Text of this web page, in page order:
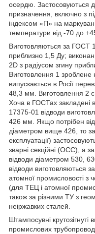
осердю. Застосовуються
призначення, включно з
індексом «П» на
температури від -70 до
Виготовляються за ГОСТ
приблизно 1,5 Ду;
2D з радіусом згину
Виготовлення 1 зроблене
випускається в Росії
48,3 мм. Виготовлення 2
Хоча в ГОСТах закладені
17375-01 відводи
426 мм. Якщо потрібен
діаметром вище 426, то
експлуатації)
зварні секційні (ОСС), а
відводи діаметром 530,
відводи виготовляються
атомної промисловості
(для ТЕЦ і атомної
також за різними ТУ з
неіржавких сталей.
Штампосувні крутозігнуті
промислових